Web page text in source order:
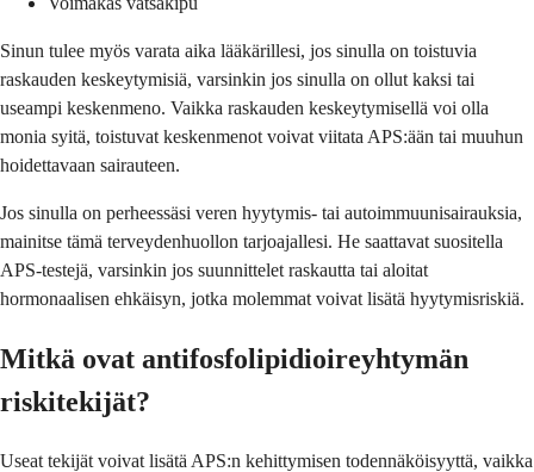
Sinun tulee myös varata aika lääkärillesi, jos sinulla on toistuvia
raskauden keskeytymisiä, varsinkin jos sinulla on ollut kaksi tai
useampi keskenmeno. Vaikka raskauden keskeytymisellä voi olla
monia syitä, toistuvat keskenmenot voivat viitata APS:ään tai muuhun
hoidettavaan sairauteen.
Jos sinulla on perheessäsi veren hyytymis- tai autoimmuunisairauksia,
mainitse tämä terveydenhuollon tarjoajallesi. He saattavat suositella
APS-testejä, varsinkin jos suunnittelet raskautta tai aloitat
hormonaalisen ehkäisyn, jotka molemmat voivat lisätä hyytymisriskiä.
Mitkä ovat antifosfolipidioireyhtymän
riskitekijät?
Useat tekijät voivat lisätä APS:n kehittymisen todennäköisyyttä, vaikka